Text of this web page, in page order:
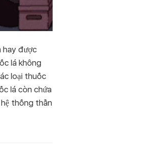
hay được
lá không
loại thuốc
lá còn chứa
thống thần